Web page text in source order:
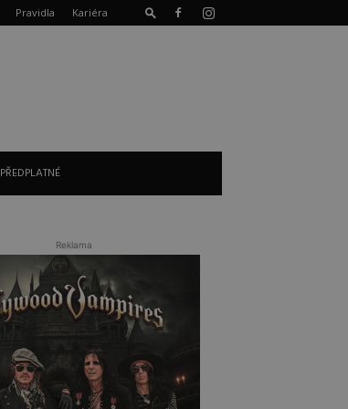
Pravidla Kariéra
PŘEDPLATNÉ
Reklama